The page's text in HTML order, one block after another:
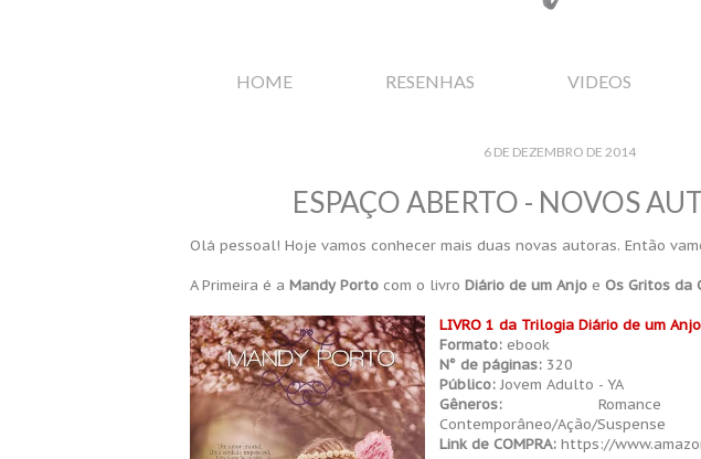
HOME RESENHAS VIDEOS
6 DE DEZEMBRO DE 2014
ESPAÇO ABERTO - NOVOS
Olá pessoal! Hoje vamos conhecer mais duas novas autoras. Então
A Primeira é a Mandy Porto com o livro Diário de um Anjo e Os Gritos da
LIVRO 1 da Trilogia Diário de um Anjo
Formato: ebook
N° de páginas: 320
Público:Jovem Adulto - YA
Gêneros: Romance
Contemporâneo/Ação/Suspense
Link de COMPRA: https://